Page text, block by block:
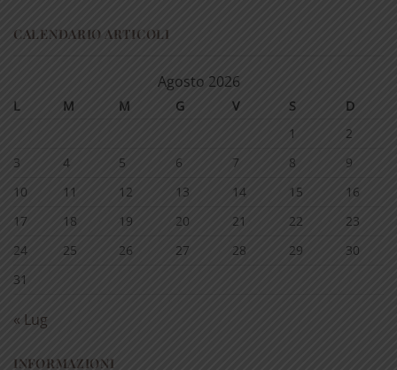
CALENDARIO ARTICOLI
Agosto 2026
L M M G V S
D
1
2
3
4 5 6 7 8
9
10
11 12 13 14 15
16
17
18 19 20 21 22
23
24
25 26 27 28 29
30
31
« Lug
INFORMAZIONI